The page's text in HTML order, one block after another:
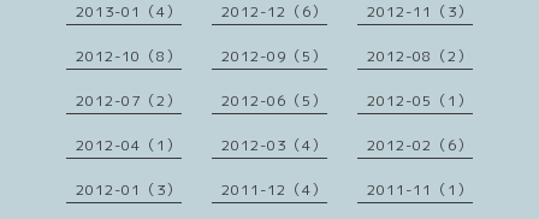
2013-01（4） 2012-12（6） 2012-11（3）
2012-10（8） 2012-09（5） 2012-08（2）
2012-07（2） 2012-06（5） 2012-05（1）
2012-04（1） 2012-03（4） 2012-02（6）
2012-01（3） 2011-12（4） 2011-11（1）